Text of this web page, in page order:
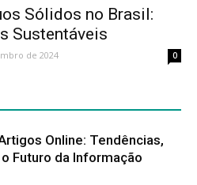
Sólidos no Brasil:
Sustentáveis
de 2024 0
Online: Tendências,
Futuro da Informação